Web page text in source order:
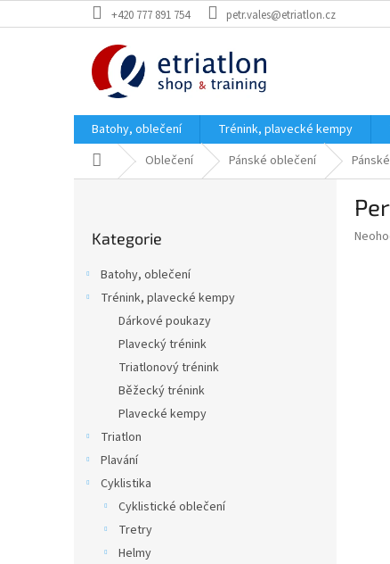
na
+420 777 891 754 petr.vales@etriatlon.cz
Batohy, oblečení Trénink, plavecké kempy
Domů Oblečení Pánské oblečení
kategorie
Kategorie
Batohy, oblečení
Trénink, plavecké kempy
Dárkové poukazy
Plavecký trénink
Triatlonový trénink
Běžecký trénink
Plavecké kempy
Triatlon
Plavání
Cyklistika
Cyklistické oblečení
Tretry
Helmy